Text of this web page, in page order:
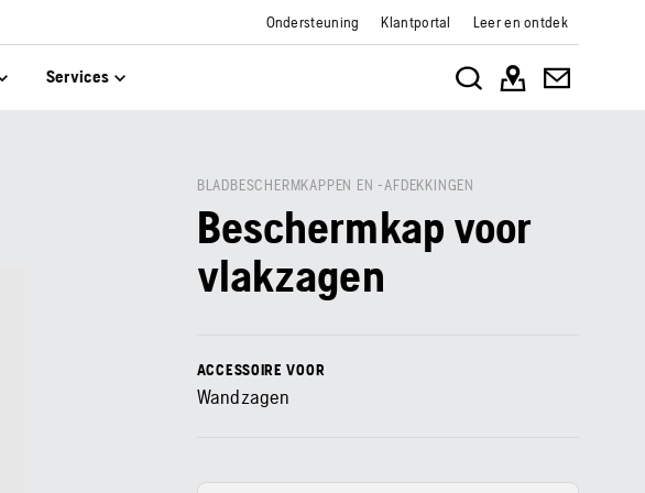
Ondersteuning Klantportal Leer en ontdek
Services
BLADBESCHERMKAPPEN EN -AFDEKKINGEN
Beschermkap voor
vlakzagen
ACCESSOIRE VOOR
Wandzagen